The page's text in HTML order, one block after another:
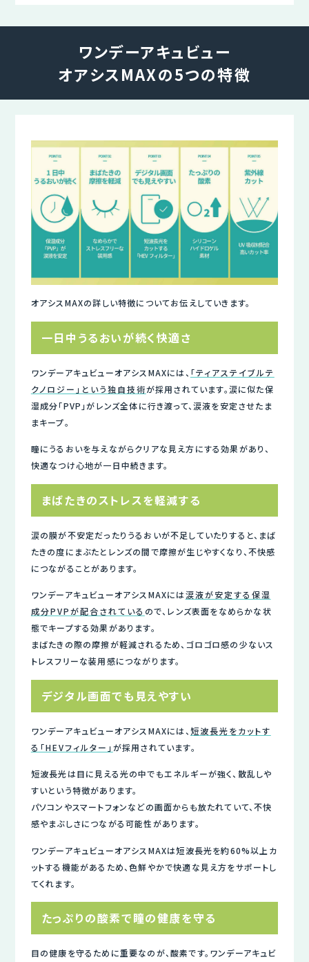
ワンデーアキュビュー
オアシスMAXの5つの特徴
オアシスMAXの詳しい特徴についてお伝えしていきます。
一日中うるおいが続く快適さ
ワンデーアキュビューオアシスMAXには、 「ティアステイブルテ
クノロジー」という独自技術が採用されています。涙に似た保
湿成分「PVP」がレンズ全体に行き渡って、涙液を安定させたま
まキープ。
瞳にうるおいを与えながらクリアな見え方にする効果があり、
快適なつけ心地が一日中続きます。
まばたきのストレスを軽減する
涙の膜が不安定だったりうるおいが不足していたりすると、まば
たきの度にまぶたとレンズの間で摩擦が生じやすくなり、不快感
につながることがあります。
ワンデーアキュビューオアシスMAXには涙液が安定する保湿
成分PVPが配合されている ので、レンズ表面をなめらかな状
態でキープする効果があります。
まばたきの際の摩擦が軽減されるため、ゴロゴロ感の少ないス
トレスフリーな装用感につながります。
デジタル画面でも見えやすい
ワンデーアキュビューオアシスMAXには、 短波長光をカットす
る「HEVフィルター」が採用されています。
短波長光は目に見える光の中でもエネルギーが強く、散乱しや
すいという特徴があります。
パソコンやスマートフォンなどの画面からも放たれていて、不快
感やまぶしさにつながる可能性があります。
ワンデーアキュビューオアシスMAXは短波長光を約60%以上カ
ットする機能があるため、色鮮やかで快適な見え方をサポートし
てくれます。
たっぷりの酸素で瞳の健康を守る
目の健康を守るために重要なのが、酸素です。ワンデーアキュビ